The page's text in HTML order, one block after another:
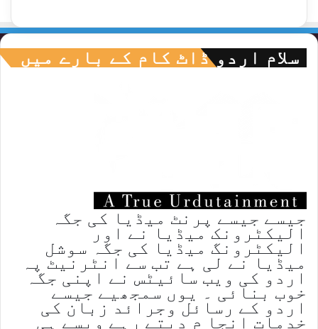
سلام اردو ڈاٹ کام کے بارے میں
جیسے جیسے پرنٹ میڈیا کی جگہ
الیکٹرونک میڈیا نے اور
الیکٹرونگ میڈیا کی جگہ سوشل
میڈیا نے لی ہے تب سے انٹرنیٹ پہ
اردو کی ویب سائیٹس نے اپنی جگہ
خوب بنائی ۔ یوں سمجھیے جیسے
اردو کے رسائل وجرائد زبان کی
خدمات انجا م دیتے رہے ویسے ہی